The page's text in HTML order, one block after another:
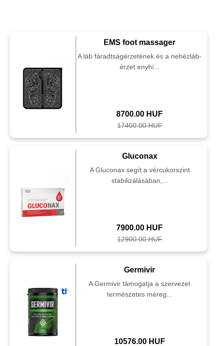
EMS foot massager
A láb fáradtságérzetének és a nehézláb-
érzet enyhí...
8700.00 HUF
17400.00 HUF
Gluconax
A Gluconax segít a vércukorszint
stabilizálásában,...
7900.00 HUF
12900.00 HUF
Germivir
A Germivir támogatja a szervezet
természetes méreg...
10576.00 HUF